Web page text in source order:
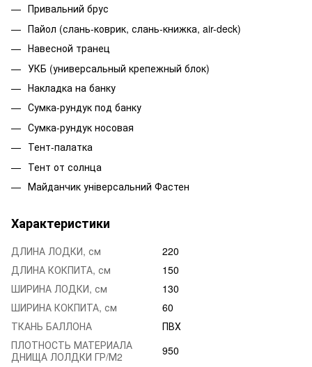
Привальний брус
Пайол (слань-коврик, слань-книжка, air-deck)
Навесной транец
УКБ (универсальный крепежный блок)
Накладка на банку
Сумка-рундук под банку
Сумка-рундук носовая
Тент-палатка
Тент от солнца
Майданчик універсальний Фастен
Характеристики
ДЛИНА ЛОДКИ, см
220
ДЛИНА КОКПИТА, см
150
ШИРИНА ЛОДКИ, см
130
ШИРИНА КОКПИТА, см
60
ТКАНЬ БАЛЛОНА
ПВХ
ПЛОТНОСТЬ МАТЕРИАЛА
ДНИЩА ЛОЛДКИ ГР/М2
950